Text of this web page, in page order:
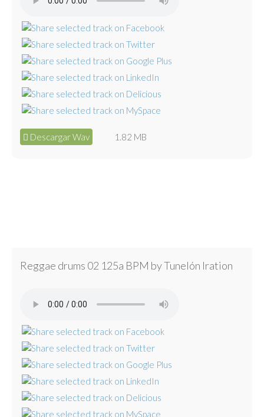
Descargar Wav 1.82 MB
Reggae drums 02 125a BPM by Tunelón Iration